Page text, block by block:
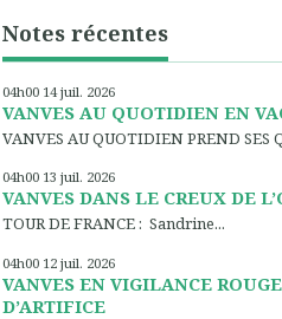
Notes récentes
04h00 14 juil. 2026
VANVES AU QUOTIDIEN EN
VANVES AU QUOTIDIEN PREND SES
04h00 13 juil. 2026
VANVES DANS LE CREUX DE
TOUR DE FRANCE : Sandrine...
04h00 12 juil. 2026
VANVES EN VIGILANCE
D’ARTIFICE